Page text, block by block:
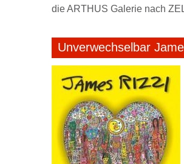
die ARTHUS Galerie nach
Unverwechselbar